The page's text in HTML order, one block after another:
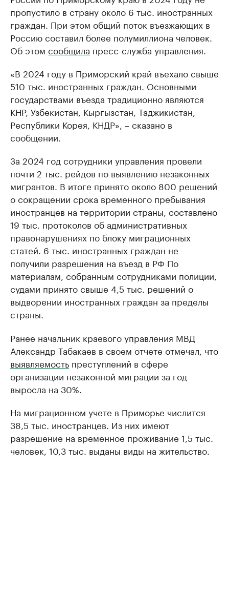
пропустило в страну около 6 тыс. иностранных
граждан. При этом общий поток въезжающих в
Россию составил более полумиллиона человек.
Об этом сообщила пресс-служба управления.
«В 2024 году в Приморский край въехало свыше
510 тыс. иностранных граждан. Основными
государствами въезда традиционно являются
КНР, Узбекистан, Кыргызстан, Таджикистан,
Республики Корея, КНДР», – сказано в
сообщении.
За 2024 год сотрудники управления провели
почти 2 тыс. рейдов по выявлению незаконных
мигрантов. В итоге принято около 800 решений
о сокращении срока временного пребывания
иностранцев на территории страны, составлено
19 тыс. протоколов об административных
правонарушениях по блоку миграционных
статей. 6 тыс. иностранных граждан не
получили разрешения на въезд в РФ По
материалам, собранным сотрудниками полиции,
судами принято свыше 4,5 тыс. решений о
выдворении иностранных граждан за пределы
страны.
Ранее начальник краевого управления МВД
Александр Табакаев в своем отчете отмечал, что
выявляемость преступлений в сфере
организации незаконной миграции за год
выросла на 30%.
На миграционном учете в Приморье числится
38,5 тыс. иностранцев. Из них имеют
разрешение на временное проживание 1,5 тыс.
человек, 10,3 тыс. выданы виды на жительство.